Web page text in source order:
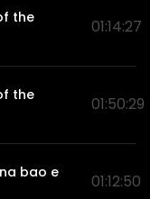
the
01:14:27
the
01:50:29
bao e
01:12:50